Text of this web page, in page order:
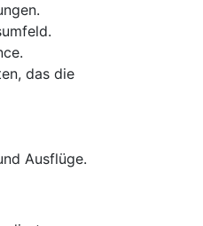
das die
Ausflüge.